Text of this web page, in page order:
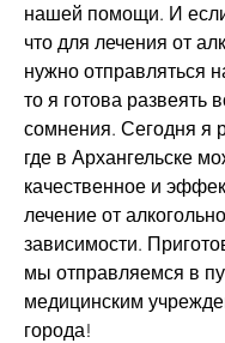
нашей помощи. И
что для лечения от
нужно отправляться
то я готова развеять
сомнения. Сегодня я
где в Архангельске
качественное и
лечение от
зависимости.
мы отправляемся в
медицинским
города!